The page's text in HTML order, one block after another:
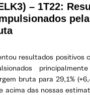
– 1T22:
resultados positivos
bruta para 29,1%
acima das nossas